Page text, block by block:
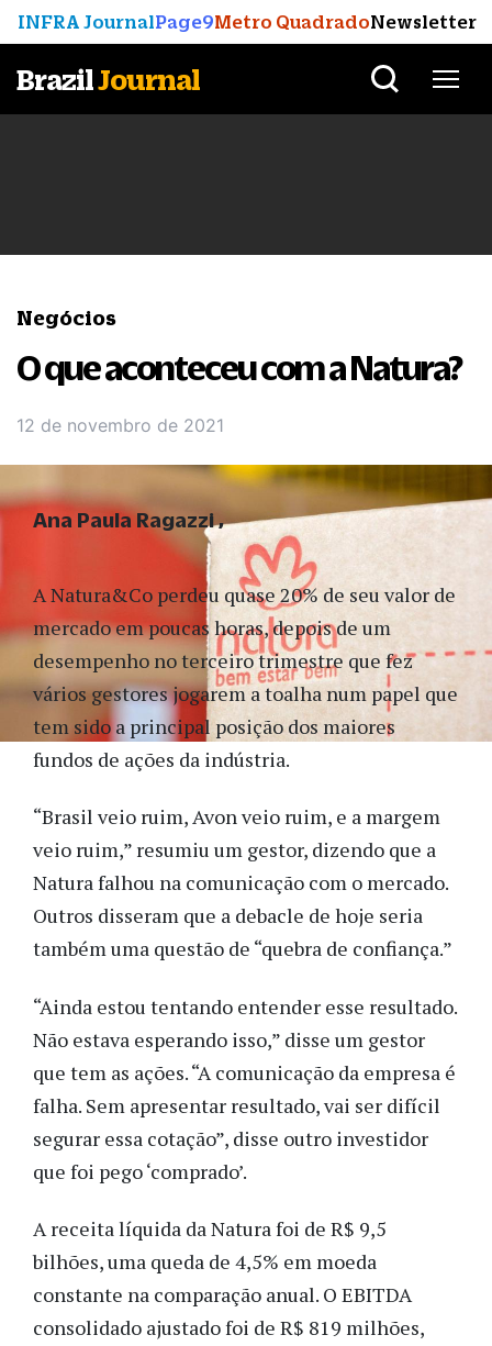
INFRA JournalPage9Metro QuadradoNewsletter
BrazilJournal
Negócios
O que aconteceu com a Natura?
12 de novembro de 2021
A Natura&Co perdeu quase 20% de seu valor de
mercado em poucas horas, depois de um
desempenho no terceiro trimestre que fez
vários gestores jogarem a toalha num papel que
tem sido a principal posição dos maiores
fundos de ações da indústria.
“Brasil veio ruim, Avon veio ruim, e a margem
veio ruim,” resumiu um gestor, dizendo que a
Natura falhou na comunicação com o mercado.
Outros disseram que a debacle de hoje seria
também uma questão de “quebra de confiança.”
“Ainda estou tentando entender esse resultado.
Não estava esperando isso,” disse um gestor
que tem as ações. “A comunicação da empresa é
falha. Sem apresentar resultado, vai ser difícil
segurar essa cotação”, disse outro investidor
que foi pego ‘comprado’.
A receita líquida da Natura foi de R$ 9,5
bilhões, uma queda de 4,5% em moeda
constante na comparação anual. O EBITDA
consolidado ajustado foi de R$ 819 milhões,
Ana Paula Ragazzi